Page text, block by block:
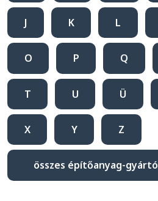
J K L
O P Q
T U Ü
X Y Z
összes építőanyag-gyártó